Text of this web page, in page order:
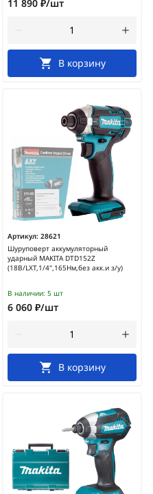
11 890 ₽/шт
В корзину
Артикул: 28621
Шуруповерт аккумуляторный
ударный MAKITA DTD152Z
(18В/LXT,1/4",165Нм,без акк.и з/у)
В наличии: 5 шт
6 060 ₽/шт
В корзину